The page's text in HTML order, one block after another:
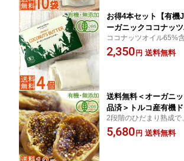
お得4本セット【有機
ーガニックココナッ
ココナッツ100％の植
ドプレス・非加熱・未
ココナッツオイル65%
サポートする、ココナ
ターです (送料無料)
2,350円 送料無料
送料無料＜オーガニ
品済＞トルコ産有機
g×12袋 お得なセッ
2段階のひだまり熟成で
ーり濃厚！12袋まとめ
5,680円 送料無料